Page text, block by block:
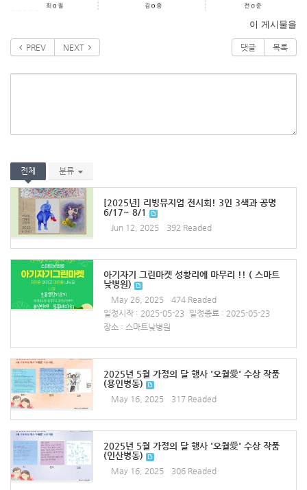
이 게시물을
PREV NEXT 댓글 목록
전체 분류
[2025년] 리빙뮤지엄 전시회! 3인 3색과 공명
6/17~ 8/1
Jun 12, 2025 392 Readed
아기자기 그린마켓 성황리에 마무리 !! ( 스마트
낮병원)
May 26, 2025
474 Readed
일정시작 : 2025-05-23
일정종료 : 2025-05-23
장소 : 스마트낮병원
2025년 5월 가정의 달 행사 '오월愛' 수상 작품
(용인병동)
May 16, 2025 317 Readed
2025년 5월 가정의 달 행사 '오월愛' 수상 작품
(인산병동)
May 16, 2025 306 Readed